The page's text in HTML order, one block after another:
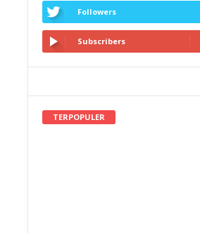
Followers
Subscribers
TERPOPULER